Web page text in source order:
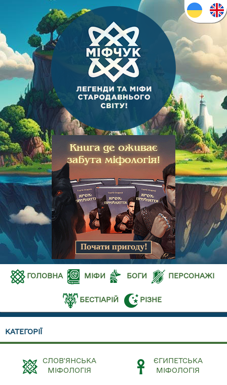
ГОЛОВНА МІФИ БОГИ ПЕРСОНАЖІ
БЕСТІАРІЙ РІЗНЕ
КАТЕГОРІЇ
СЛОВ'ЯНСЬКА
МІФОЛОГІЯ
ЄГИПЕТСЬКА
МІФОЛОГІЯ